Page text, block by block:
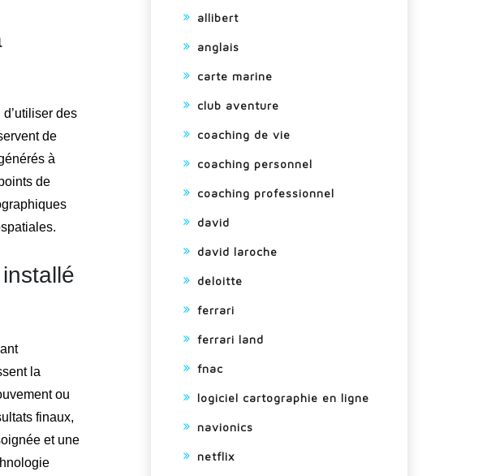
des
de
à
de
la
ou
finaux,
et une
allibert
anglais
carte marine
club aventure
coaching de vie
coaching personnel
coaching professionnel
david
david laroche
deloitte
ferrari
ferrari land
fnac
logiciel cartographie en ligne
navionics
netflix